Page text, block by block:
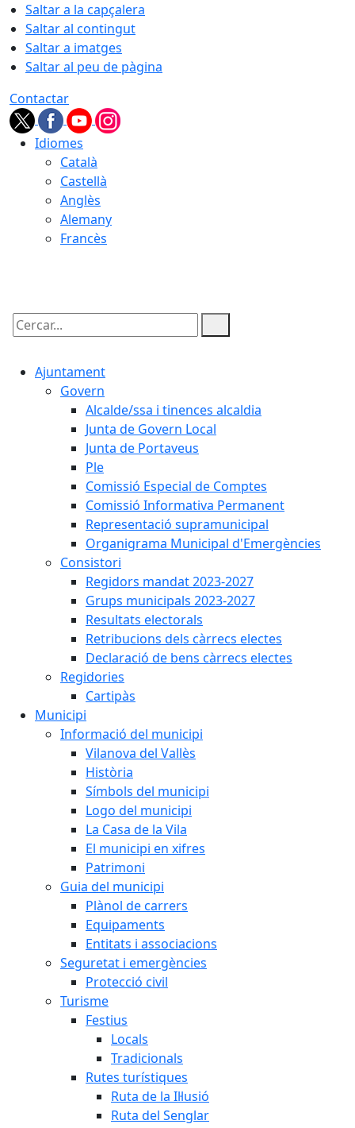
Saltar a la capçalera
Saltar al contingut
Saltar a imatges
Saltar al peu de pàgina
Contactar
Idiomes
Català
Castellà
Anglès
Alemany
Francès
Cercar:
Ajuntament
Govern
Alcalde/ssa i tinences alcaldia
Junta de Govern Local
Junta de Portaveus
Ple
Comissió Especial de Comptes
Comissió Informativa Permanent
Representació supramunicipal
Organigrama Municipal d'Emergències
Consistori
Regidors mandat 2023-2027
Grups municipals 2023-2027
Resultats electorals
Retribucions dels càrrecs electes
Declaració de bens càrrecs electes
Regidories
Cartipàs
Municipi
Informació del municipi
Vilanova del Vallès
Història
Símbols del municipi
Logo del municipi
La Casa de la Vila
El municipi en xifres
Patrimoni
Guia del municipi
Plànol de carrers
Equipaments
Entitats i associacions
Seguretat i emergències
Protecció civil
Turisme
Festius
Locals
Tradicionals
Rutes turístiques
Ruta de la Il·lusió
Ruta del Senglar